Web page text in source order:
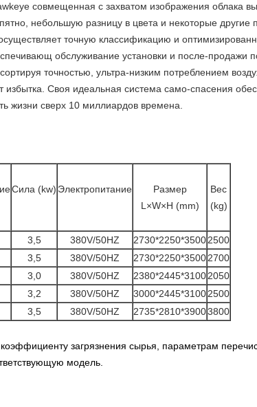
совмещенная с захватом изображения облака
небольшую разницу в цвета и некоторые
точную классификацию и
обслуживание установки и после-продажи
точностью, ультра-низким потреблением
Своя идеальная система само-спасения
жизни сверх 10 миллиардов времена.
Сила (kw) Электропитание
Размер
L×W×H (mm)
Вес
(kg)
3,5 380V/50HZ 2730*2250*35002500
3,5 380V/50HZ 2730*2250*35002700
3,0 380V/50HZ 2380*2445*31002050
3,2 380V/50HZ 3000*2445*31002500
3,5 380V/50HZ 2735*2810*39003800
загрязнения сырья, параметрам
модель.